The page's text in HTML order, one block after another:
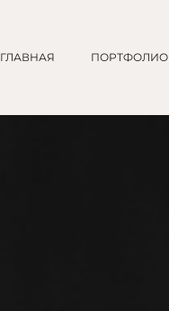
ГЛАВНАЯ ПОРТФОЛИО